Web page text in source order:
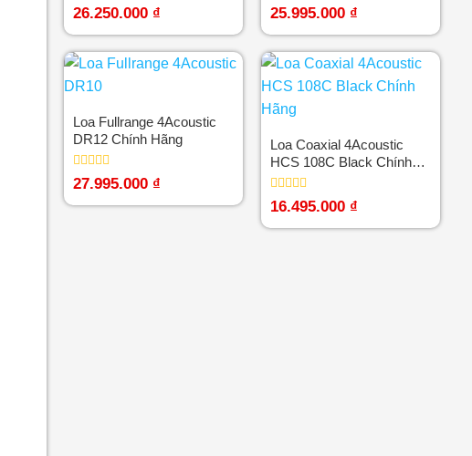
Được
xếp
hạng
5
sao
26.250.000 ₫
Được
xếp
hạng
5
sao
25.995.000 ₫
Loa Fullrange 4Acoustic
DR12 Chính Hãng
Được
xếp
hạng
27.995.000 ₫
Loa Coaxial 4Acoustic
HCS 108C Black Chính
Hãng
Được
xếp
hạng
16.495.000 ₫